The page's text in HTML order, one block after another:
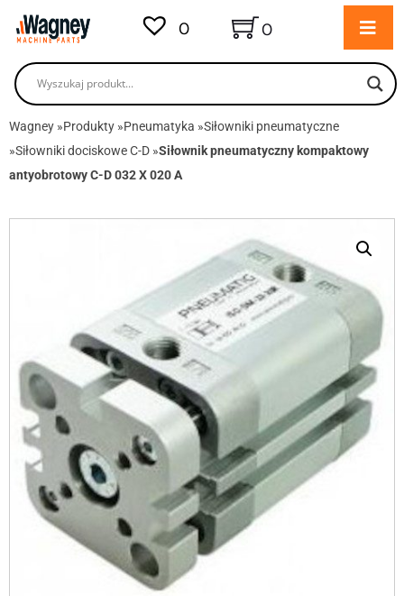
0 0
Wagney »Produkty »Pneumatyka »Siłowniki pneumatyczne
»Siłowniki dociskowe C-D »Siłownik pneumatyczny kompaktowy
antyobrotowy C-D 032 X 020 A